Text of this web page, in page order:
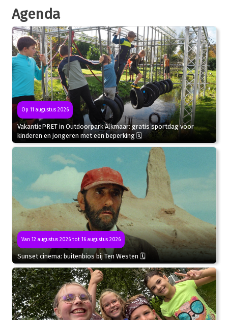
Agenda
Op 11 augustus 2026
VakantiePRET in Outdoorpark Alkmaar: gratis sportdag voor
kinderen en jongeren met een beperking 🗓
Van 12 augustus 2026 tot 16 augustus 2026
Sunset cinema: buitenbios bij Ten Westen 🗓